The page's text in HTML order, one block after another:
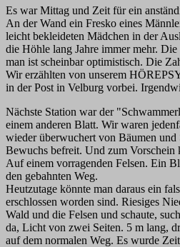
Es war Mittag und Zeit für ein
An der Wand ein Fresko eines
leicht bekleideten Mädchen in der
die Höhle lang Jahre immer mehr.
man ist scheinbar optimistisch. Die
Wir erzählten von unserem
in der Post in Velburg vorbei.
Nächste Station war der
einem anderen Blatt. Wir waren
wieder überwuchert von Bäumen
Bewuchs befreit. Und zum
Auf einem vorragenden Felsen. Ein
den gebahnten Weg.
Heutzutage könnte man daraus ein
erschlossen worden sind. Riesiges
Wald und die Felsen und schaute,
da, Licht von zwei Seiten. 5 m lang,
auf dem normalen Weg. Es wurde